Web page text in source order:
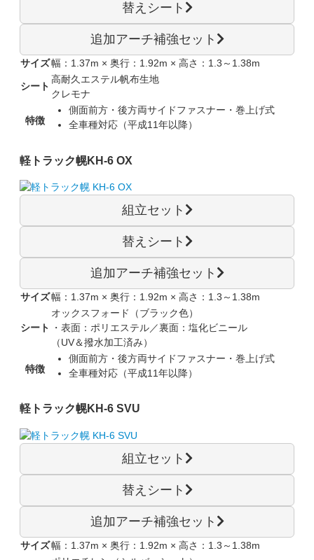
替えシート
追加アーチ補強セット
サイズ幅：1.37m × 奥行：1.92m × 高さ：1.3～1.38m
シート
高耐久エステル帆布生地
クレモナ
特徴
側面前方・後方両サイドファスナー・巻上げ式
全車種対応（平成11年以降）
軽トラック幌KH-6 OX
組立セット
替えシート
追加アーチ補強セット
サイズ幅：1.37m × 奥行：1.92m × 高さ：1.3～1.38m
シート
オックスフォード（ブラック色）
・表面：ポリエステル／裏面：塩化ビニール
（UV＆撥水加工済み）
特徴
側面前方・後方両サイドファスナー・巻上げ式
全車種対応（平成11年以降）
軽トラック幌KH-6 SVU
組立セット
替えシート
追加アーチ補強セット
サイズ幅：1.37m × 奥行：1.92m × 高さ：1.3～1.38m